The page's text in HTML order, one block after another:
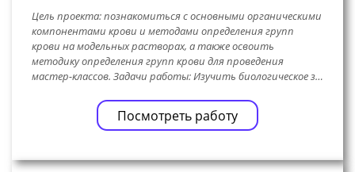
Цель проекта: познакомиться с основными органическими
компонентами крови и методами определения групп
крови на модельных растворах, а также освоить
методику определения групп крови для проведения
мастер-классов. Задачи работы: Изучить биологическое з…
Посмотреть работу